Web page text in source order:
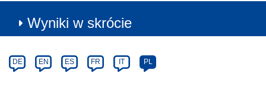
Wyniki w skrócie
Category
Article
available
DE EN ES FR IT PL